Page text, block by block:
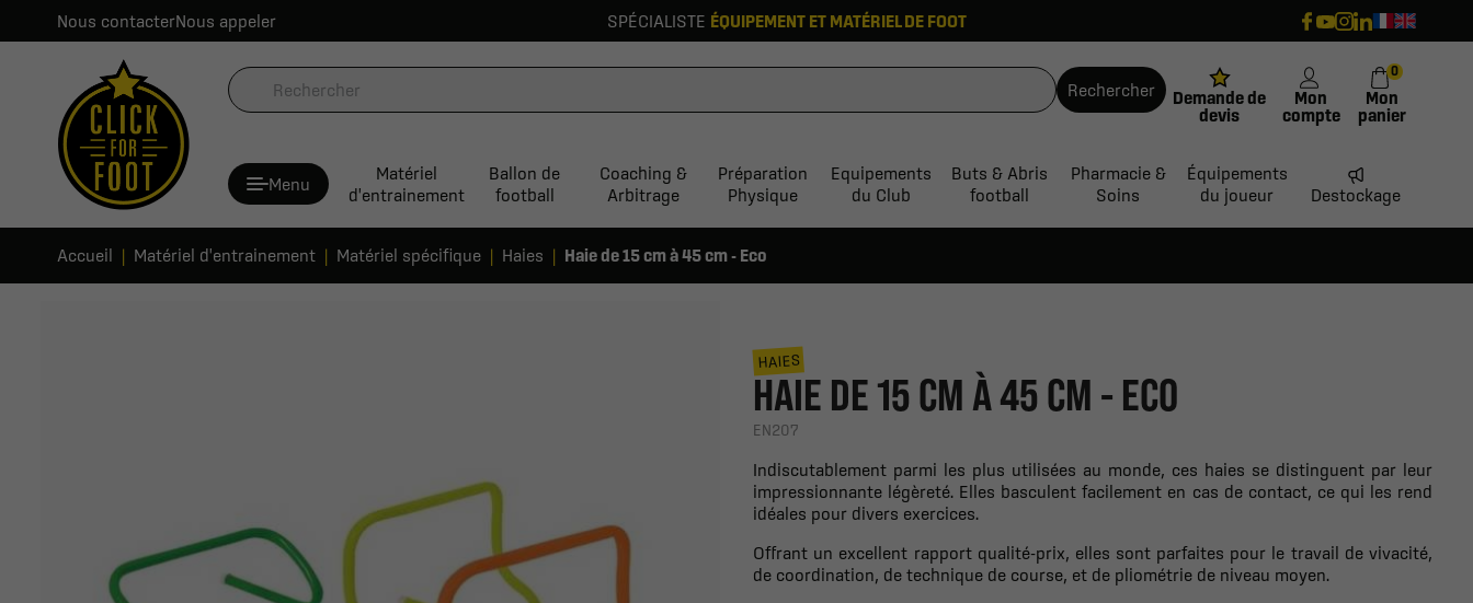
Nous contacterNous appeler SPÉCIALISTE ÉQUIPEMENT ET MATÉRIEL DE FOOT
Rechercher
Demande de
devis
Mon
compte
Mon
panier
0
Menu
Matériel
d'entrainement
Ballon de
football
Coaching &
Arbitrage
Préparation
Physique
Equipements
du Club
Buts & Abris
football
Pharmacie &
Soins
Équipements
du joueur
Destockage
Accueil Matériel d'entrainement Matériel spécifique Haies Haie de 15 cm à 45 cm - Eco
HAIES
HAIE DE 15 CM À 45 CM - ECO
EN207
Indiscutablement parmi les plus utilisées au monde, ces haies se distinguent par leur
impressionnante légèreté. Elles basculent facilement en cas de contact, ce qui les rend
idéales pour divers exercices.
Offrant un excellent rapport qualité-prix, elles sont parfaites pour le travail de vivacité,
de coordination, de technique de course, et de pliométrie de niveau moyen.